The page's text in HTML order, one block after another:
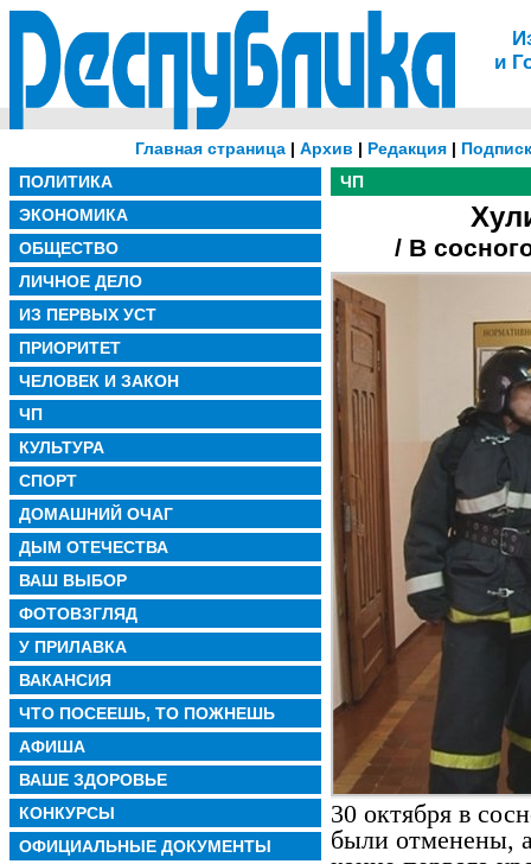
и
Главная страница| Архив | Редакция|
ПОЛИТИКА
ЭКОНОМИКА
ОБЩЕСТВО
ЛИЧНОЕ ДЕЛО
ИЗ ПЕРВЫХ УСТ
ПРИОРИТЕТ
ЧЕЛОВЕК И ЗАКОН
ЧП
КУЛЬТУРА
СПОРТ
ДОМАШНИЙ ОЧАГ
ДЫМ ОТЕЧЕСТВА
ВАШ ВЫБОР
ФОТОВЗГЛЯД
У ПРИЛАВКА
ВАКАНСИЯ
ЧТО ПОСЕЕШЬ, ТО ПОЖНЕШЬ
АФИША
ВАШЕ ЗДОРОВЬЕ
КОНКУРСЫ
ОФИЦИАЛЬНЫЕ ДОКУМЕНТЫ
ЧП
/ В
30 октября в
были отменены,